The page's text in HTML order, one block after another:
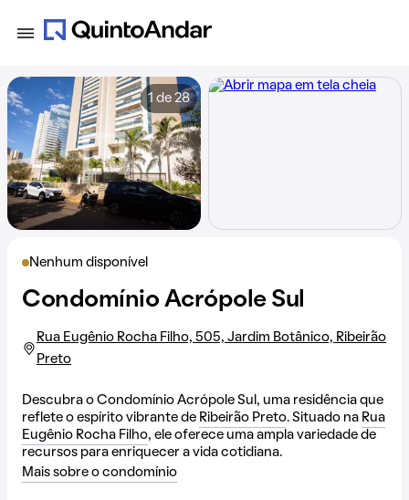
Nenhum disponível
Condomínio Acrópole Sul
Rua Eugênio Rocha Filho, 505, Jardim Botânico, Ribeirão
Preto
Descubra o Condomínio Acrópole Sul, uma residência que
reflete o espírito vibrante de Ribeirão Preto. Situado na Rua
Eugênio Rocha Filho, ele oferece uma ampla variedade de
recursos para enriquecer a vida cotidiana.
Mais sobre o condomínio
1 de 28